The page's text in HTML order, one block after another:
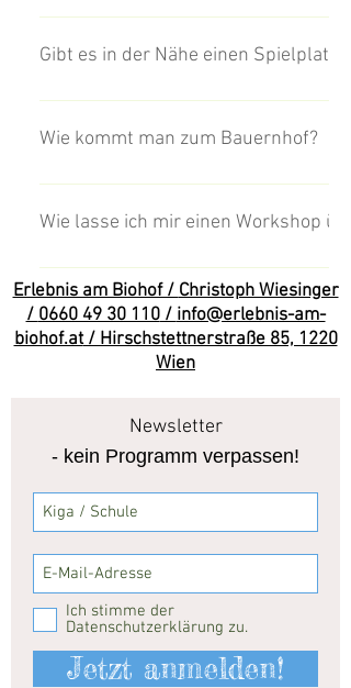
Ja, wir sind flexibel.
Gibt es in der Nähe einen Spielplatz?
Ja, es gibt einen Spiletplatz 2
Hirschstetten sind ca. 5
Wie kommt man zum Bauernhof?
Der Biohof ist sehr gut
http://efa.vor.at/wvb/
Wie lasse ich mir einen Workshop
Hier geht's zum
Schulfruchtprogramm
geht's zum
Erlebnis am Biohof /Christoph Wiesinger
/0660 49 30 110/info@erlebnis-am-
biohof.at/ Hirschstettnerstraße 85, 1220
Wien
Newsletter
- kein Programm verpassen!
Ich stimme der
Datenschutzerklärung zu.
Jetzt anmelden!